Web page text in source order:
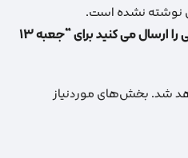
نوشته نشده است.
اولین نفری باشید که دیدگاهی را ارسال می کنید برای “جعبه 13
شد.بخش‌های موردنیاز